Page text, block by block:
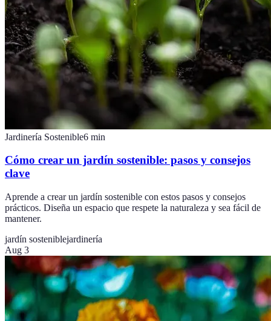
Jardinería Sostenible6 min
Cómo crear un jardín sostenible: pasos y consejos
clave
Aprende a crear un jardín sostenible con estos pasos y consejos
prácticos. Diseña un espacio que respete la naturaleza y sea fácil de
mantener.
jardín sosteniblejardinería
Aug 3